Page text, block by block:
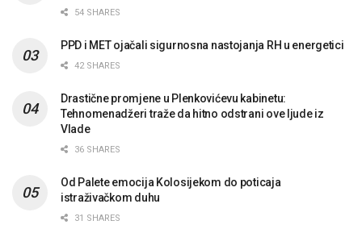
54 SHARES
PPD i MET ojačali sigurnosna nastojanja RH u energetici
42 SHARES
Drastične promjene u Plenkovićevu kabinetu:
Tehnomenadžeri traže da hitno odstrani ove ljude iz
Vlade
36 SHARES
Od Palete emocija Kolosijekom do poticaja
istraživačkom duhu
31 SHARES